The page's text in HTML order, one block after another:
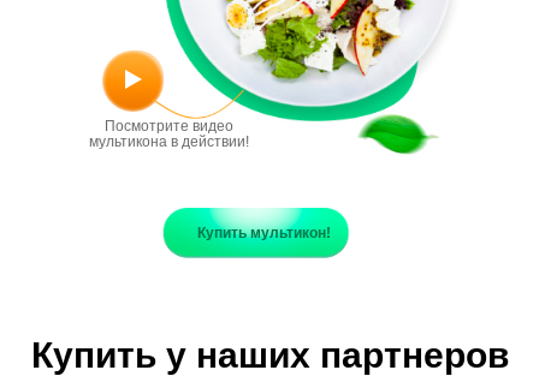
Купить мультикон!
Посмотрите видео
мультикона в действии!
Купить у наших партнеров